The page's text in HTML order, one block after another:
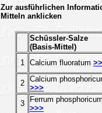
Zur ausführlichen
Mitteln anklicken
Schüssler-Salze
(Basis-Mittel)
1 Calcium fluoratum
2
Calcium
>>>
3
Ferrum phosphoricum
>>>